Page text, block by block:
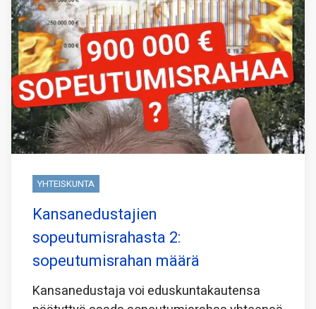
YHTEISKUNTA
Kansanedustajien
sopeutumisrahasta 2:
sopeutumisrahan määrä
Kansanedustaja voi eduskuntakautensa